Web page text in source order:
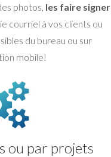
photos, les faire signer
courriel à vos clients ou
du bureau ou sur
mobile!
ou par projets